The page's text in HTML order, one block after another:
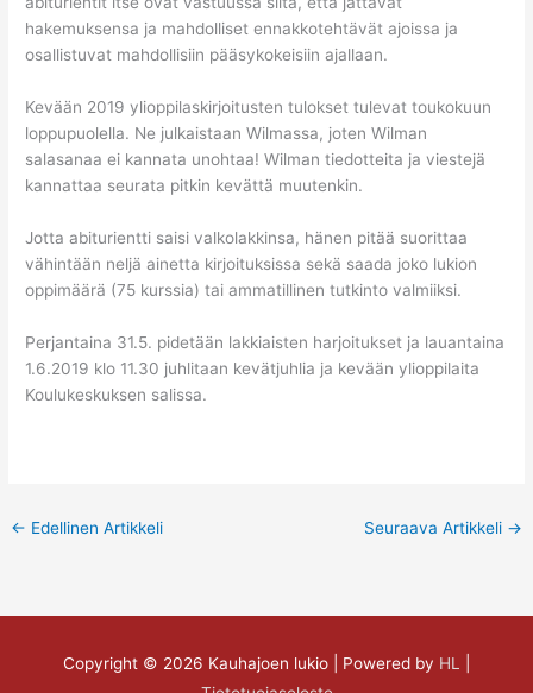
hakemuksensa ja mahdolliset ennakkotehtävät ajoissa ja
osallistuvat mahdollisiin pääsykokeisiin ajallaan.
Kevään 2019 ylioppilaskirjoitusten tulokset tulevat toukokuun
loppupuolella. Ne julkaistaan Wilmassa, joten Wilman
salasanaa ei kannata unohtaa! Wilman tiedotteita ja viestejä
kannattaa seurata pitkin kevättä muutenkin.
Jotta abiturientti saisi valkolakkinsa, hänen pitää suorittaa
vähintään neljä ainetta kirjoituksissa sekä saada joko lukion
oppimäärä (75 kurssia) tai ammatillinen tutkinto valmiiksi.
Perjantaina 31.5. pidetään lakkiaisten harjoitukset ja lauantaina
1.6.2019 klo 11.30 juhlitaan kevätjuhlia ja kevään ylioppilaita
Koulukeskuksen salissa.
← Edellinen Artikkeli Seuraava Artikkeli →
Copyright © 2026 Kauhajoen lukio | Powered by HL